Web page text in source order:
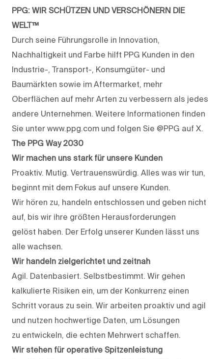
PPG: WIR SCHÜTZEN UND VERSCHÖNERN DIE
WELT™
Durch seine Führungsrolle in Innovation,
Nachhaltigkeit und Farbe hilft PPG Kunden in den
Industrie-, Transport-, Konsumgüter- und
Baumärkten sowie im Aftermarket, mehr
Oberflächen auf mehr Arten zu verbessern als jedes
andere Unternehmen. Weitere Informationen finden
Sie unter www.ppg.com und folgen Sie @PPG auf X.
The PPG Way 2030
Wir machen uns stark für unsere Kunden
Proaktiv. Mutig. Vertrauenswürdig. Alles was wir tun,
beginnt mit dem Fokus auf unsere Kunden.
Wir hören zu, handeln entschlossen und geben nicht
auf, bis wir ihre größten Herausforderungen
gelöst haben. Der Erfolg unserer Kunden lässt uns
alle wachsen.
Wir handeln zielgerichtet und zeitnah
Agil. Datenbasiert. Selbstbestimmt. Wir gehen
kalkulierte Risiken ein, um der Konkurrenz einen
Schritt voraus zu sein. Wir arbeiten proaktiv und agil
und nutzen hochwertige Daten, um Lösungen
zu entwickeln, die echten Mehrwert schaffen.
Wir stehen für operative Spitzenleistung